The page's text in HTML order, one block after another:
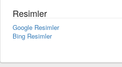
Resimler
Google Resimler
Bing Resimler